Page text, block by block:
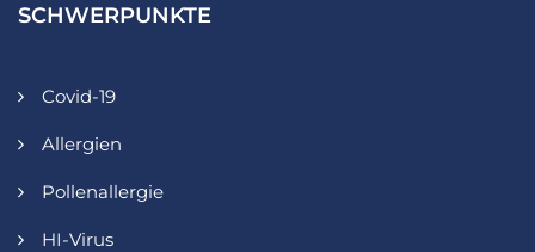
SCHWERPUNKTE
Covid-19
Allergien
Pollenallergie
HI-Virus